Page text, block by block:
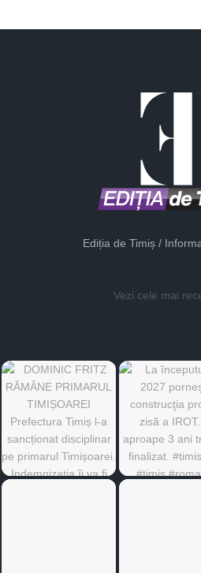
Ediția de Timiș /
Vezi cele mai